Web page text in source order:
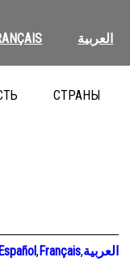
العربية
СТРАНЫ
,Français,العربية